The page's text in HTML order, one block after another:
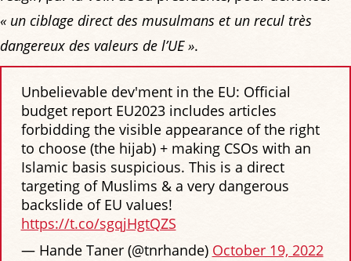
« un ciblage direct des musulmans et un recul très
dangereux des valeurs de l’UE ».
Unbelievable dev'ment in the EU: Official
budget report EU2023 includes articles
forbidding the visible appearance of the right
to choose (the hijab) + making CSOs with an
Islamic basis suspicious. This is a direct
targeting of Muslims & a very dangerous
backslide of EU values!
https://t.co/sgqjHgtQZS
— Hande Taner (@tnrhande) October 19, 2022